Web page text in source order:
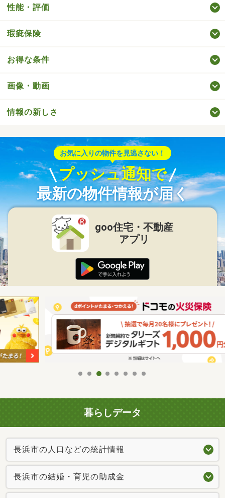
性能・評価
瑕疵保険
お得な条件
画像・動画
情報の新しさ
お気に入りの物件を見逃さない！
プッシュ通知で
最新の物件情報が届く
goo住宅・不動産
アプリ
暮らしデータ
長浜市の人口などの統計情報
長浜市の結婚・育児の助成金